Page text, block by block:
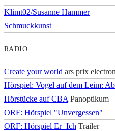
Klimt02/Susanne Hammer
Schmuckkunst
RADIO
Create your world ars prix
Hörspiel: Vogel auf dem Leim:
Hörstücke auf CBA Panoptikum
ORF: Hörspiel "Unvergessen"
ORF: Hörspiel Er+Ich Trailer